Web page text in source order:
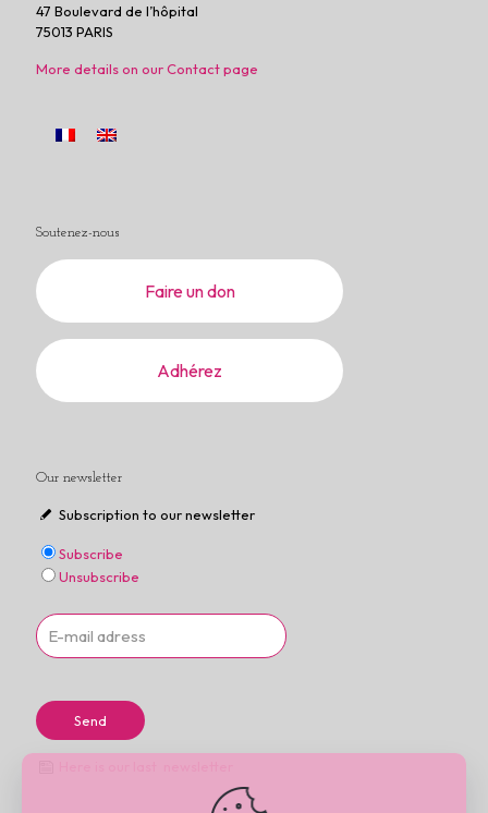
47 Boulevard de l’hôpital
75013 PARIS
More details on our Contact page
Soutenez-nous
Faire un don
Adhérez
Our newsletter
Subscription to our newsletter
Subscribe
Unsubscribe